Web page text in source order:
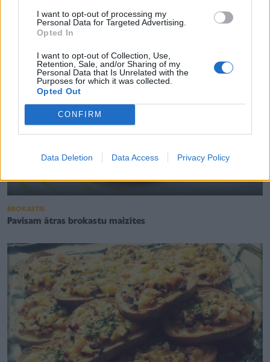
I want to opt-out of processing my
Personal Data for Targeted Advertising.
Opted In
I want to opt-out of Collection, Use,
Retention, Sale, and/or Sharing of my
Personal Data that Is Unrelated with the
Purposes for which it was collected.
Opted Out
CONFIRM
Data Deletion Data Access Privacy Policy
BROKASTIS
Pavisam ātras brokastu maizītes